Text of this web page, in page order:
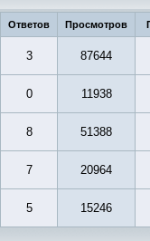
Ответов Просмотров
3 87644
0 11938
8 51388
7 20964
5 15246